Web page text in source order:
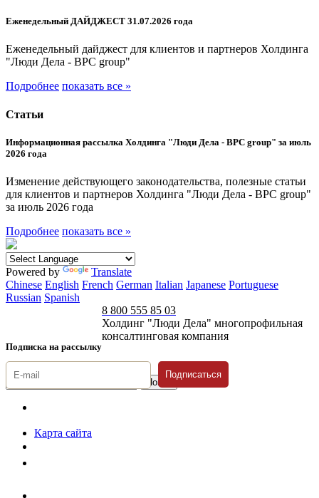
Еженедельный ДАЙДЖЕСТ 31.07.2026 года
Еженедельный дайджест для клиентов и партнеров Холдинга
"Люди Дела - BPC group"
Подробнее показать все »
Статьи
Информационная рассылка Холдинга "Люди Дела - BPC group" за июль
2026 года
Изменение действующего законодательства, полезные статьи
для клиентов и партнеров Холдинга "Люди Дела - BPC group"
за июль 2026 года
Подробнее показать все »
Powered by
Translate
Chinese English French German Italian Japanese Portuguese
Russian Spanish
Подписка на рассылку
8 800 555 85 03
Холдинг "Люди Дела" многопрофильная
консалтинговая компания
Подписаться
Карта сайта